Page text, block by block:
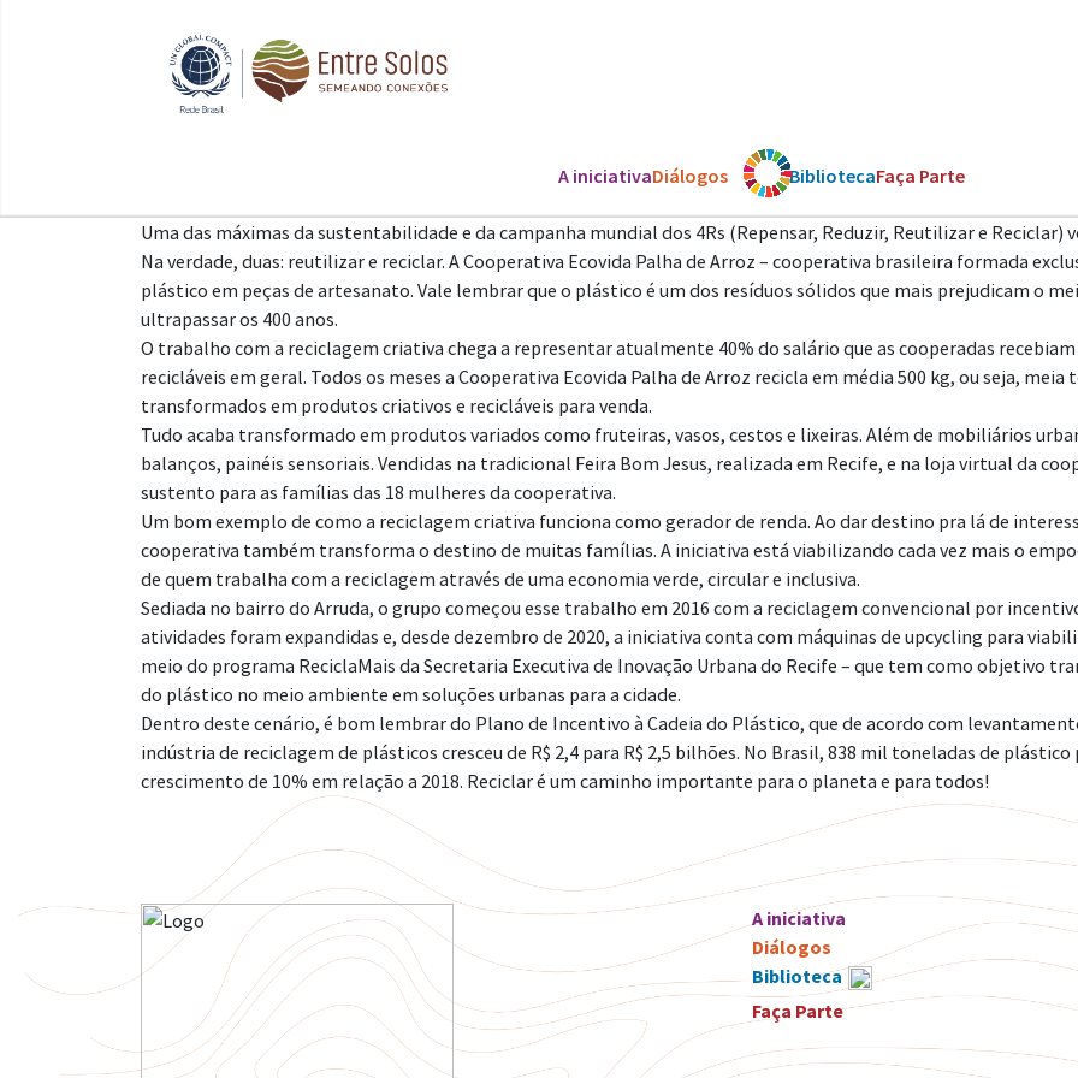
A iniciativaDiálogos Os ODSBibliotecaFaça Parte
Uma das máximas da sustentabilidade e da campanha mundial dos 4Rs (Repensar, Reduzir, Reutilizar e Reciclar)
Na verdade, duas: reutilizar e reciclar. A Cooperativa Ecovida Palha de Arroz – cooperativa brasileira formada
plástico em peças de artesanato. Vale lembrar que o plástico é um dos resíduos sólidos que mais prejudicam o
ultrapassar os 400 anos.
O trabalho com a reciclagem criativa chega a representar atualmente 40% do salário que as cooperadas
recicláveis em geral. Todos os meses a Cooperativa Ecovida Palha de Arroz recicla em média 500 kg, ou seja,
transformados em produtos criativos e recicláveis para venda.
Tudo acaba transformado em produtos variados como fruteiras, vasos, cestos e lixeiras. Além de mobiliários
balanços, painéis sensoriais. Vendidas na tradicional Feira Bom Jesus, realizada em Recife, e na loja virtual da
sustento para as famílias das 18 mulheres da cooperativa.
Um bom exemplo de como a reciclagem criativa funciona como gerador de renda. Ao dar destino pra lá de
cooperativa também transforma o destino de muitas famílias. A iniciativa está viabilizando cada vez mais o
de quem trabalha com a reciclagem através de uma economia verde, circular e inclusiva.
Sediada no bairro do Arruda, o grupo começou esse trabalho em 2016 com a reciclagem convencional por
atividades foram expandidas e, desde dezembro de 2020, a iniciativa conta com máquinas de upcycling para
meio do programa ReciclaMais da Secretaria Executiva de Inovação Urbana do Recife – que tem como objetivo
do plástico no meio ambiente em soluções urbanas para a cidade.
Dentro deste cenário, é bom lembrar do Plano de Incentivo à Cadeia do Plástico, que de acordo com
indústria de reciclagem de plásticos cresceu de R$ 2,4 para R$ 2,5 bilhões. No Brasil, 838 mil toneladas de
crescimento de 10% em relação a 2018. Reciclar é um caminho importante para o planeta e para todos!
A iniciativa
Diálogos
Biblioteca
Faça Parte